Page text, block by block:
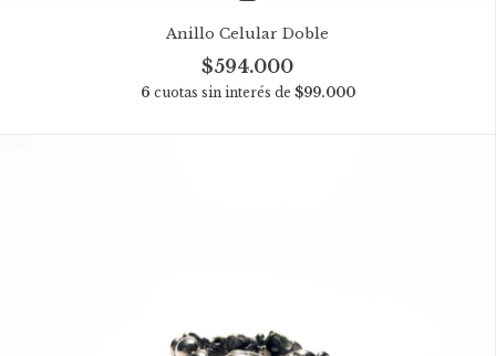
Anillo Celular Doble
$594.000
6 cuotas sin interés de $99.000